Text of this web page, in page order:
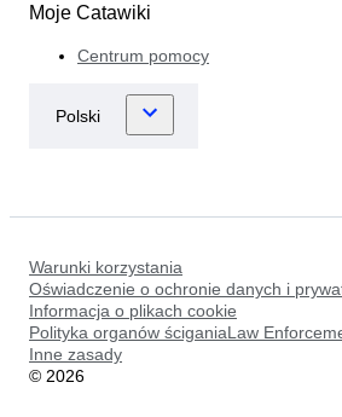
Moje Catawiki
Centrum pomocy
Warunki korzystania
Oświadczenie o ochronie danych i
Informacja o plikach cookie
Polityka organów ściganiaLaw
Inne zasady
© 2026